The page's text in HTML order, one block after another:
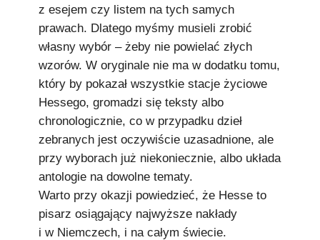
z esejem czy listem na tych samych
prawach. Dlatego myśmy musieli zrobić
własny wybór – żeby nie powielać złych
wzorów. W oryginale nie ma w dodatku tomu,
który by pokazał wszystkie stacje życiowe
Hessego, gromadzi się teksty albo
chronologicznie, co w przypadku dzieł
zebranych jest oczywiście uzasadnione, ale
przy wyborach już niekoniecznie, albo układa
antologie na dowolne tematy.
Warto przy okazji powiedzieć, że Hesse to
pisarz osiągający najwyższe nakłady
i w Niemczech, i na całym świecie.